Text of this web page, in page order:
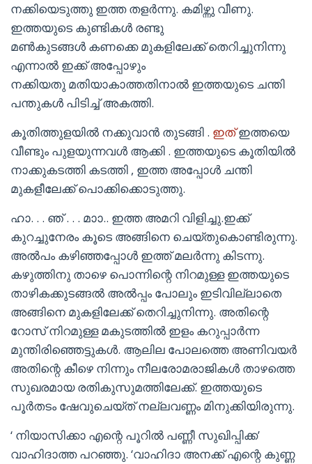
നക്കിയെടുത്തു ഇത്ത തളർന്നു. കമിഴ്ന്നു വീണു.
ഇത്തയുടെ കുണ്ടികൾ രണ്ടു
മൺകുടങ്ങൾ കണക്കെ മുകളിലേക്ക് തെറിച്ചുനിന്നു
എന്നാൽ ഇക്ക് അപ്പോഴും
നക്കിയതു മതിയാകാത്തതിനാൽ ഇത്തയുടെ ചന്തി
പന്തുകൾ പിടിച്ച് അകത്തി.
കൂതിത്തുളയിൽ നക്കുവാൻ തുടങ്ങി . ഇത്ഇത്തയെ
വീണ്ടും പുളയുന്നവൾ ആക്കി . ഇത്തയുടെ കൂതിയിൽ
നാക്കുകടത്തി കടത്തി , ഇത്ത അപ്പോൾ ചന്തി
മുകളീലേക്ക് പൊക്കിക്കൊടുത്തു.
ഹാ. . . ഞ് . . . മാാ.. ഇത്ത അമറി വിളിച്ചു.ഇക്ക്
കുറച്ചുനേരം കൂടെ അങ്ങിനെ ചെയ്തുകൊണ്ടിരുന്നു.
അൽപം കഴിഞ്ഞപ്പോൾ ഇത്ത് മലർന്നു കിടന്നു.
കഴുത്തിനു താഴെ പൊന്നിന്റെ നിറമുള്ള ഇത്തയുടെ
താഴികക്കുടങ്ങൽ അൽപ്പം പോലും ഇടിവില്ലാതെ
അങ്ങിനെ മുകളിലേക്ക് തെറിച്ചുനിന്നു. അതിന്റെ
റോസ് നിറമുള്ള മകുടത്തിൽ ഇളം കറുപ്പാർന്ന
മുന്തിരിഞ്ഞെട്ടുകൾ. ആലില പോലത്തെ അണിവയർ
അതിന്റെ കീഴെ നിന്നും നീലരോമരാജികൾ താഴത്തെ
സുഖരമായ രതികുസുമത്തിലേക്ക്. ഇത്തയുടെ
പൂർതടം ഷേവുചെയ്ത് നല്ലവണ്ണം മിനുക്കിയിരുന്നു.
‘ നിയാസിക്കാ എന്റെ പൂറിൽ പണ്ണീ സുഖിപ്പിക്ക’
വാഹിദാത്ത പറഞ്ഞു. ‘വാഹിദാ അനക്ക് എന്റെ കുണ്ണ